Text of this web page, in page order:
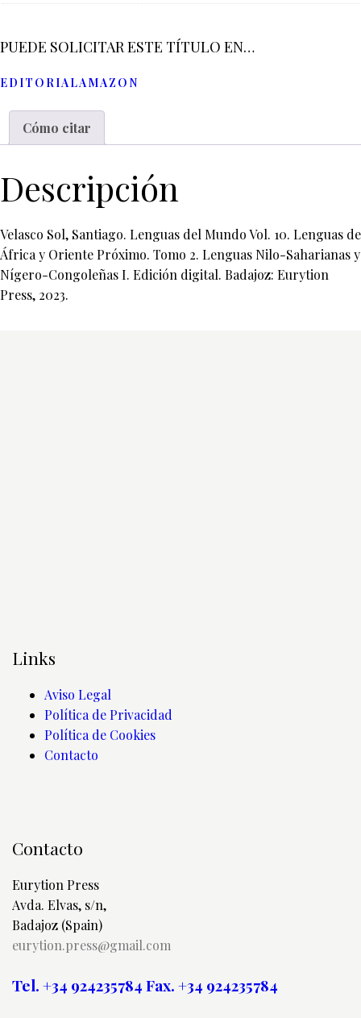
PUEDE SOLICITAR ESTE TÍTULO EN…
EDITORIALAMAZON
Cómo citar
Descripción
Velasco Sol, Santiago. Lenguas del Mundo Vol. 10. Lenguas de
África y Oriente Próximo. Tomo 2. Lenguas Nilo-Saharianas y
Nígero-Congoleñas I. Edición digital. Badajoz: Eurytion
Press, 2023.
Links
Aviso Legal
Política de Privacidad
Política de Cookies
Contacto
Contacto
Eurytion Press
Avda. Elvas, s/n,
Badajoz (Spain)
eurytion.press@gmail.com
Tel. +34 924235784Fax. +34 924235784